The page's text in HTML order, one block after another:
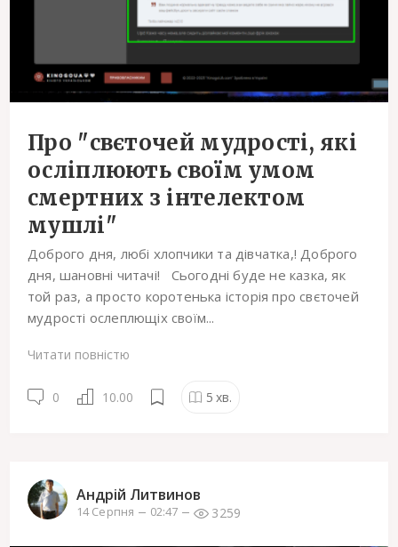
Про "свєточей мудрості, які
осліплюють своїм умом
смертних з інтелектом
мушлі"
Доброго дня, любі хлопчики та дівчатка,! Доброго
дня, шановні читачі! Сьогодні буде не казка, як
той раз, а просто коротенька історія про свєточей
мудрості ослеплющіх своїм...
Читати повністю
0 10.00 5 хв.
Андрій Литвинов
14 Серпня 02:47 3259